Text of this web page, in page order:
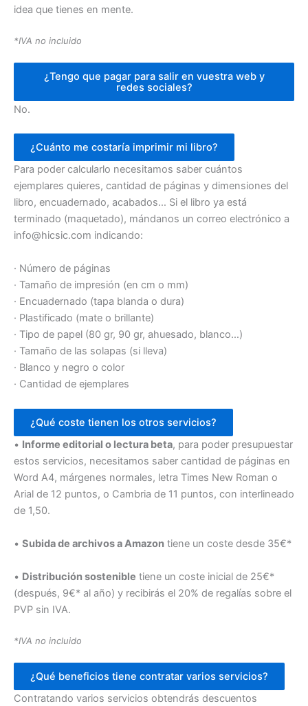
idea que tienes en mente.
*IVA no incluido
¿Tengo que pagar para salir en vuestra web y
redes sociales?
No.
¿Cuánto me costaría imprimir mi libro?
Para poder calcularlo necesitamos saber cuántos
ejemplares quieres, cantidad de páginas y dimensiones del
libro, encuadernado, acabados… Si el libro ya está
terminado (maquetado), mándanos un correo electrónico a
info@hicsic.com indicando:
· Número de páginas
· Tamaño de impresión (en cm o mm)
· Encuadernado (tapa blanda o dura)
· Plastificado (mate o brillante)
· Tipo de papel (80 gr, 90 gr, ahuesado, blanco…)
· Tamaño de las solapas (si lleva)
· Blanco y negro o color
· Cantidad de ejemplares
¿Qué coste tienen los otros servicios?
• Informe editorial o lectura beta, para poder presupuestar
estos servicios, necesitamos saber cantidad de páginas en
Word A4, márgenes normales, letra Times New Roman o
Arial de 12 puntos, o Cambria de 11 puntos, con interlineado
de 1,50.
• Subida de archivos a Amazon tiene un coste desde 35€*
• Distribución sostenible tiene un coste inicial de 25€*
(después, 9€* al año) y recibirás el 20% de regalías sobre el
PVP sin IVA.
*IVA no incluido
¿Qué beneficios tiene contratar varios servicios?
Contratando varios servicios obtendrás descuentos